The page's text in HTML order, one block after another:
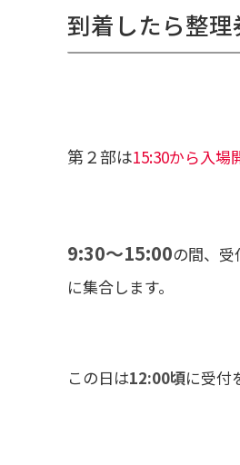
到着したら整理
第２部は15:30から入場
9:30～15:00の間、受
に集合します。
この日は12:00頃に受付